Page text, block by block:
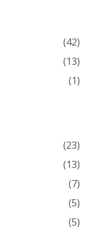
(42)
(13)
(1)
(23)
(13)
(7)
(5)
(5)